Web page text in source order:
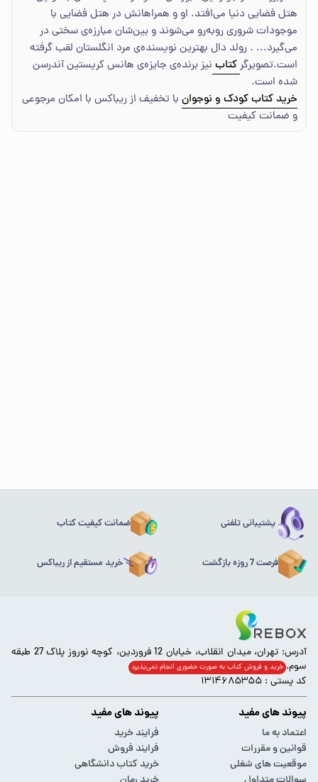
هتل فضایی دنیا می‌افتد. او و همراهانش در هتل فضایی با
موجودات شروری روبه‌رو می‌شوند و بین‌شان مبارزه‌ی سختی در
می‌گیرد... . رولد دال بهترین نویسنده‌ی مرد انگلستان لقب گرفته
است.تصویرگرکتاب نیز برنده‌ی جایزه‌ی هانس کریستین آندرسن
شده است.
خرید کتاب کودک و نوجوان با تخفیف از ریباکس با امکان مرجوعی
و ضمانت کیفیت
پشتیبانی تلفنی ضمانت کیفیت کتاب
فرصت 7 روزه بازگشت خرید مستقیم از ریباکس
آدرس: تهران، میدان انقلاب، خیابان 12 فروردین، کوچه نوروز پلاک 27 طبقه
سوم. خرید و فروش کتاب به صورت حضوری انجام‌ نمی‌پذیرد
کد پستی : ۱۳۱۴۶۸۵۳۵۵
پیوند های مفید
اعتماد به ما
قوانین و مقررات
موقعیت های شغلی
پیوند های مفید
فرایند خرید
فرایند فروش
خرید کتاب دانشگاهی